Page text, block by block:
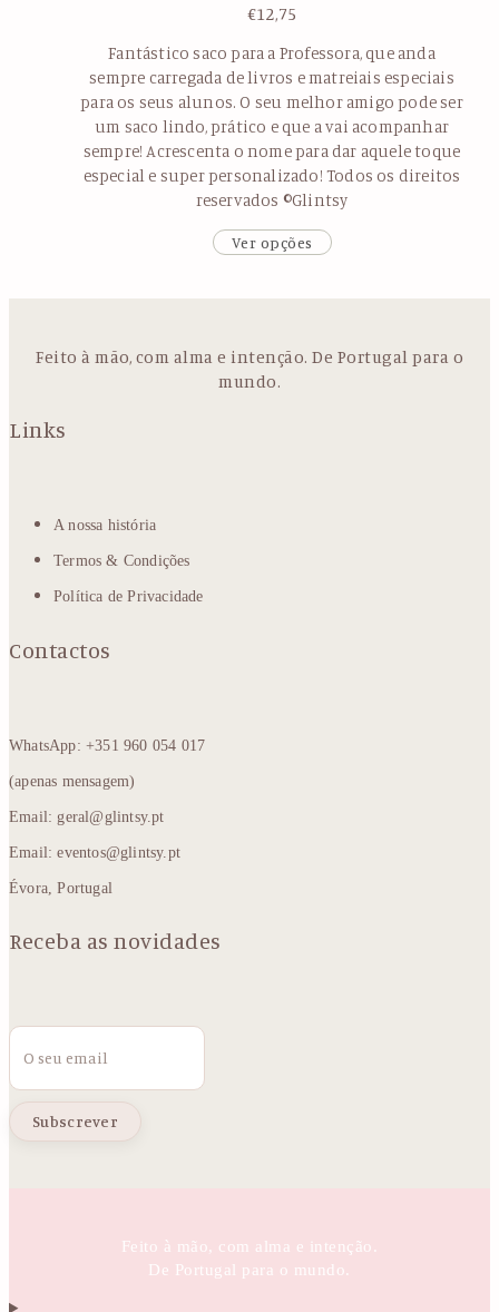
€12,75
Fantástico saco para a Professora, que anda
sempre carregada de livros e matreiais especiais
para os seus alunos. O seu melhor amigo pode ser
um saco lindo, prático e que a vai acompanhar
sempre! Acrescenta o nome para dar aquele toque
especial e super personalizado! Todos os direitos
reservados ©Glintsy
Ver opções
Feito à mão, com alma e intenção. De Portugal para o
mundo.
Links
A nossa história
Termos & Condições
Política de Privacidade
Contactos
WhatsApp: +351 960 054 017
(apenas mensagem)
Email: geral@glintsy.pt
Email: eventos@glintsy.pt
Évora, Portugal
Receba as novidades
Email
Feito à mão, com alma e intenção.
De Portugal para o mundo.